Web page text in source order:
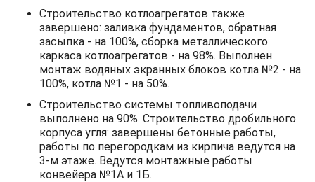
Строительство котлоагрегатов также
завершено: заливка фундаментов, обратная
засыпка - на 100%, сборка металлического
каркаса котлоагрегатов - на 98%. Выполнен
монтаж водяных экранных блоков котла №2 - на
100%, котла №1 - на 50%.
Строительство системы топливоподачи
выполнено на 90%. Строительство дробильного
корпуса угля: завершены бетонные работы,
работы по перегородкам из кирпича ведутся на
3-м этаже. Ведутся монтажные работы
конвейера №1А и 1Б.